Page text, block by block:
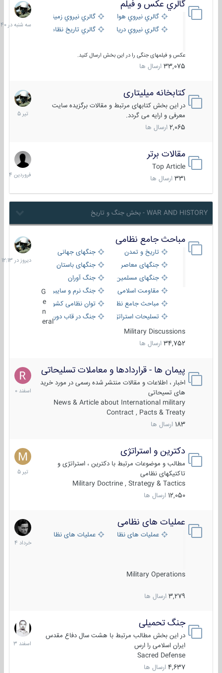
گالري عكس و فيلم
گالري نيروي هوايي
گالري نيروي زميني
گالري نيروي دريايي
گالري تاریخ نظامی
عکس و فیلمهای جنگی را در این بخش ارسال کنید.
33,075 ارسال ها
سه
شنبه
در
کتابخانه میلیتاری
در این بخش کتابهای مرتبط و مقالات برگزیده سایت
معرفی و ارایه می گردد.
2,065 ارسال ها
16
تیر
1405
مقالات برتر
Top Article
331 ارسال ها
29
فروردین
1404
WAR AND HISTORY - بخش جنگ و تاریخ
مباحث جامع نظامی
تاریخ و تمدن
جنگهای جهانی
جنگهای معاصر
جنگهای باستان
جنگهای مسلمین
جنگ آوران
مقاومت اسلامی
جنگ نرم و سایبری
مباحث جامع نظامی
توان نظامی کشورها
تسلیحات استراتژیک
جنگ در قاب دوربین
eral
Military Discussions
34,752 ارسال ها
دیروز
در
12:13
پیمان ها - قراردادها و معاملات تسلیحاتی
اخبار ، اطلاعات و مقالات منتشر شده رسمی در مورد خرید
های تسیحاتی
News & Article about International military
Contract , Pacts & Treaty
183 ارسال ها
7
اسفند
1400
دکترین و استراتژی
مطالب و موضوعات مرتبط با دکترین ، استراتژی و
تاکتیکهای نظامی
Military Doctrine , Strategy & Tactics
12,050 ارسال ها
27
تیر
1405
عملیات های نظامی
عملیات های نظامی ایرانعملیات های نظامی خارجی
Military Operations
3,279 ارسال ها
5
خرداد
1404
جنگ تحمیلی
در این بخش مطالب مرتبط با هشت سال دفاع مقدس
ایران اسلامی را ارس
Sacred Defense
4,637 ارسال ها
20
اسفند
1403